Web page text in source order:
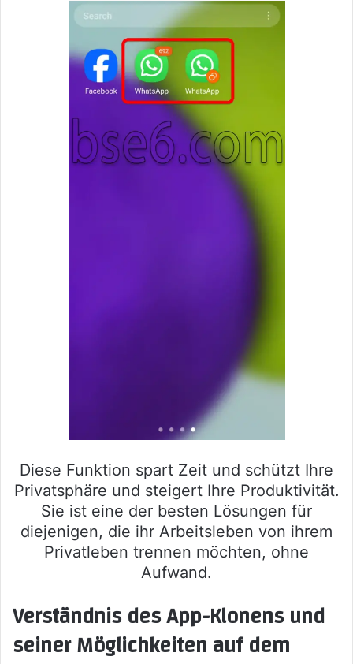
Diese Funktion spart Zeit und schützt Ihre
Privatsphäre und steigert Ihre Produktivität.
Sie ist eine der besten Lösungen für
diejenigen, die ihr Arbeitsleben von ihrem
Privatleben trennen möchten, ohne
Aufwand.
Verständnis des App-Klonens und
seiner Möglichkeiten auf dem